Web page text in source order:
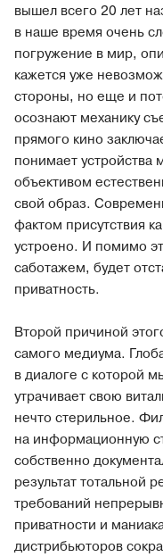
вышел всего 20 лет
в наше время очень
погружение в мир,
кажется уже
стороны, но еще и
осознают механику
прямого кино
понимает устройства
объективом
свой образ.
фактом присутствия
устроено. И помимо
саботажем, будет
приватность.
Второй причиной
самого медиума.
в диалоге с которой
утрачивает свою
нечто стерильное.
на информационную
собственно
результат тотальной
требований
приватности и
дистрибьюторов